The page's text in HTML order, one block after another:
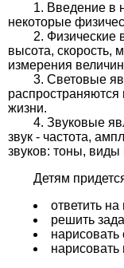
Введение в
некоторые
Физические
высота, скорость,
измерения
Световые
жизни.
Звуковые
звук - частота,
звуков: тоны,
Детям
ответить
решить
нарисовать